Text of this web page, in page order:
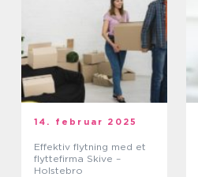
14. februar 2025
Effektiv flytning med et
flyttefirma Skive –
Holstebro